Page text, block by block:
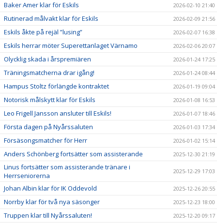
Baker Amer klar för Eskils 2026-02-10 21:40
Rutinerad målvakt klar för Eskils 2026-02-09 21:56
Eskils åkte på rejäl ”lusing” 2026-02-07 16:38
Eskils herrar möter Superettanlaget Värnamo 2026-02-06 20:07
Olycklig skada i årspremiären 2026-01-24 17:25
Träningsmatcherna drar igång! 2026-01-24 08:44
Hampus Stoltz förlängde kontraktet 2026-01-19 09:04
Notorisk målskytt klar för Eskils 2026-01-08 16:53
Leo Frigell Jansson ansluter till Eskils! 2026-01-07 18:46
Första dagen på Nyårssaluten 2026-01-03 17:34
Försäsongsmatcher för Herr 2026-01-02 15:14
Anders Schönberg fortsätter som assisterande 2025-12-30 21:19
Linus fortsätter som assisterande tränare i
Herrseniorerna
2025-12-29 17:03
Johan Albin klar för IK Oddevold 2025-12-26 20:55
Norrby klar för två nya säsonger 2025-12-23 18:00
Truppen klar till Nyårssaluten! 2025-12-20 09:17